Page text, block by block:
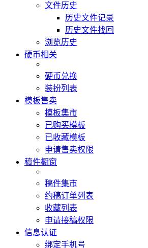
文件历史
历史文件记录
历史文件找回
浏览历史
硬币相关
硬币兑换
装扮列表
模板售卖
模板集市
已购买模板
已收藏模板
申请售卖权限
稿件橱窗
稿件集市
约稿订单列表
收藏列表
申请接稿权限
信息认证
绑定手机号